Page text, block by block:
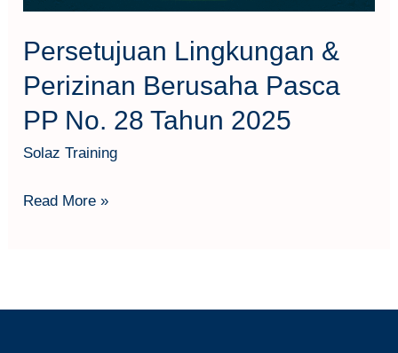
Persetujuan Lingkungan &
Perizinan Berusaha Pasca
PP No. 28 Tahun 2025
Solaz Training
28
Tahun
2025
Read More »